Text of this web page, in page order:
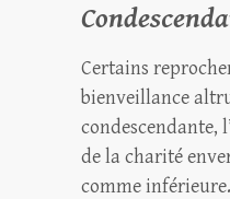
Certains
bienveillance
condescendante,
de la charité
comme inférieure.